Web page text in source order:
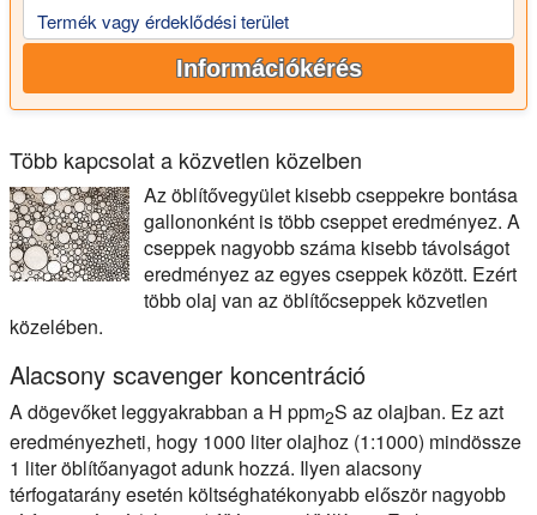
Termék vagy érdeklődési terület
Információkérés
Több kapcsolat a közvetlen közelben
Az öblítővegyület kisebb cseppekre bontása
gallononként is több cseppet eredményez. A
cseppek nagyobb száma kisebb távolságot
eredményez az egyes cseppek között. Ezért
több olaj van az öblítőcseppek közvetlen
közelében.
Alacsony scavenger koncentráció
A dögevőket leggyakrabban a H ppm2S az olajban. Ez azt
eredményezheti, hogy 1000 liter olajhoz (1:1000) mindössze
1 liter öblítőanyagot adunk hozzá. Ilyen alacsony
térfogatarány esetén költséghatékonyabb először nagyobb